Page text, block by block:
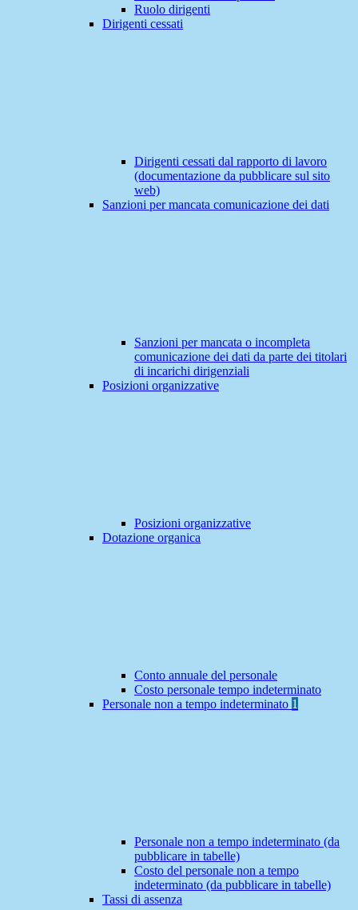
Ruolo dirigenti
Dirigenti cessati
Dirigenti cessati dal rapporto di lavoro
(documentazione da pubblicare sul sito
web)
Sanzioni per mancata comunicazione dei dati
Sanzioni per mancata o incompleta
comunicazione dei dati da parte dei titolari
di incarichi dirigenziali
Posizioni organizzative
Posizioni organizzative
Dotazione organica
Conto annuale del personale
Costo personale tempo indeterminato
Personale non a tempo indeterminato 1
Personale non a tempo indeterminato (da
pubblicare in tabelle)
Costo del personale non a tempo
indeterminato (da pubblicare in tabelle)
Tassi di assenza